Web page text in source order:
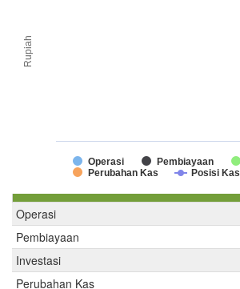
Rupiah
Operasi Pembiayaan
Perubahan Kas
Posisi Kas
Operasi
Pembiayaan
Investasi
Perubahan Kas